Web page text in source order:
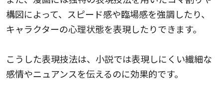
構図によって、スピード感や臨場感を強調したり、
キャラクターの心理状態を表現したりできます。
こうした表現技法は、小説では表現しにくい繊細な
感情やニュアンスを伝えるのに効果的です。